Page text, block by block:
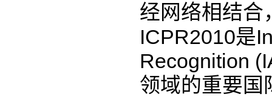
经网络相结合
ICPR2010是
Recognition
领域的重要国